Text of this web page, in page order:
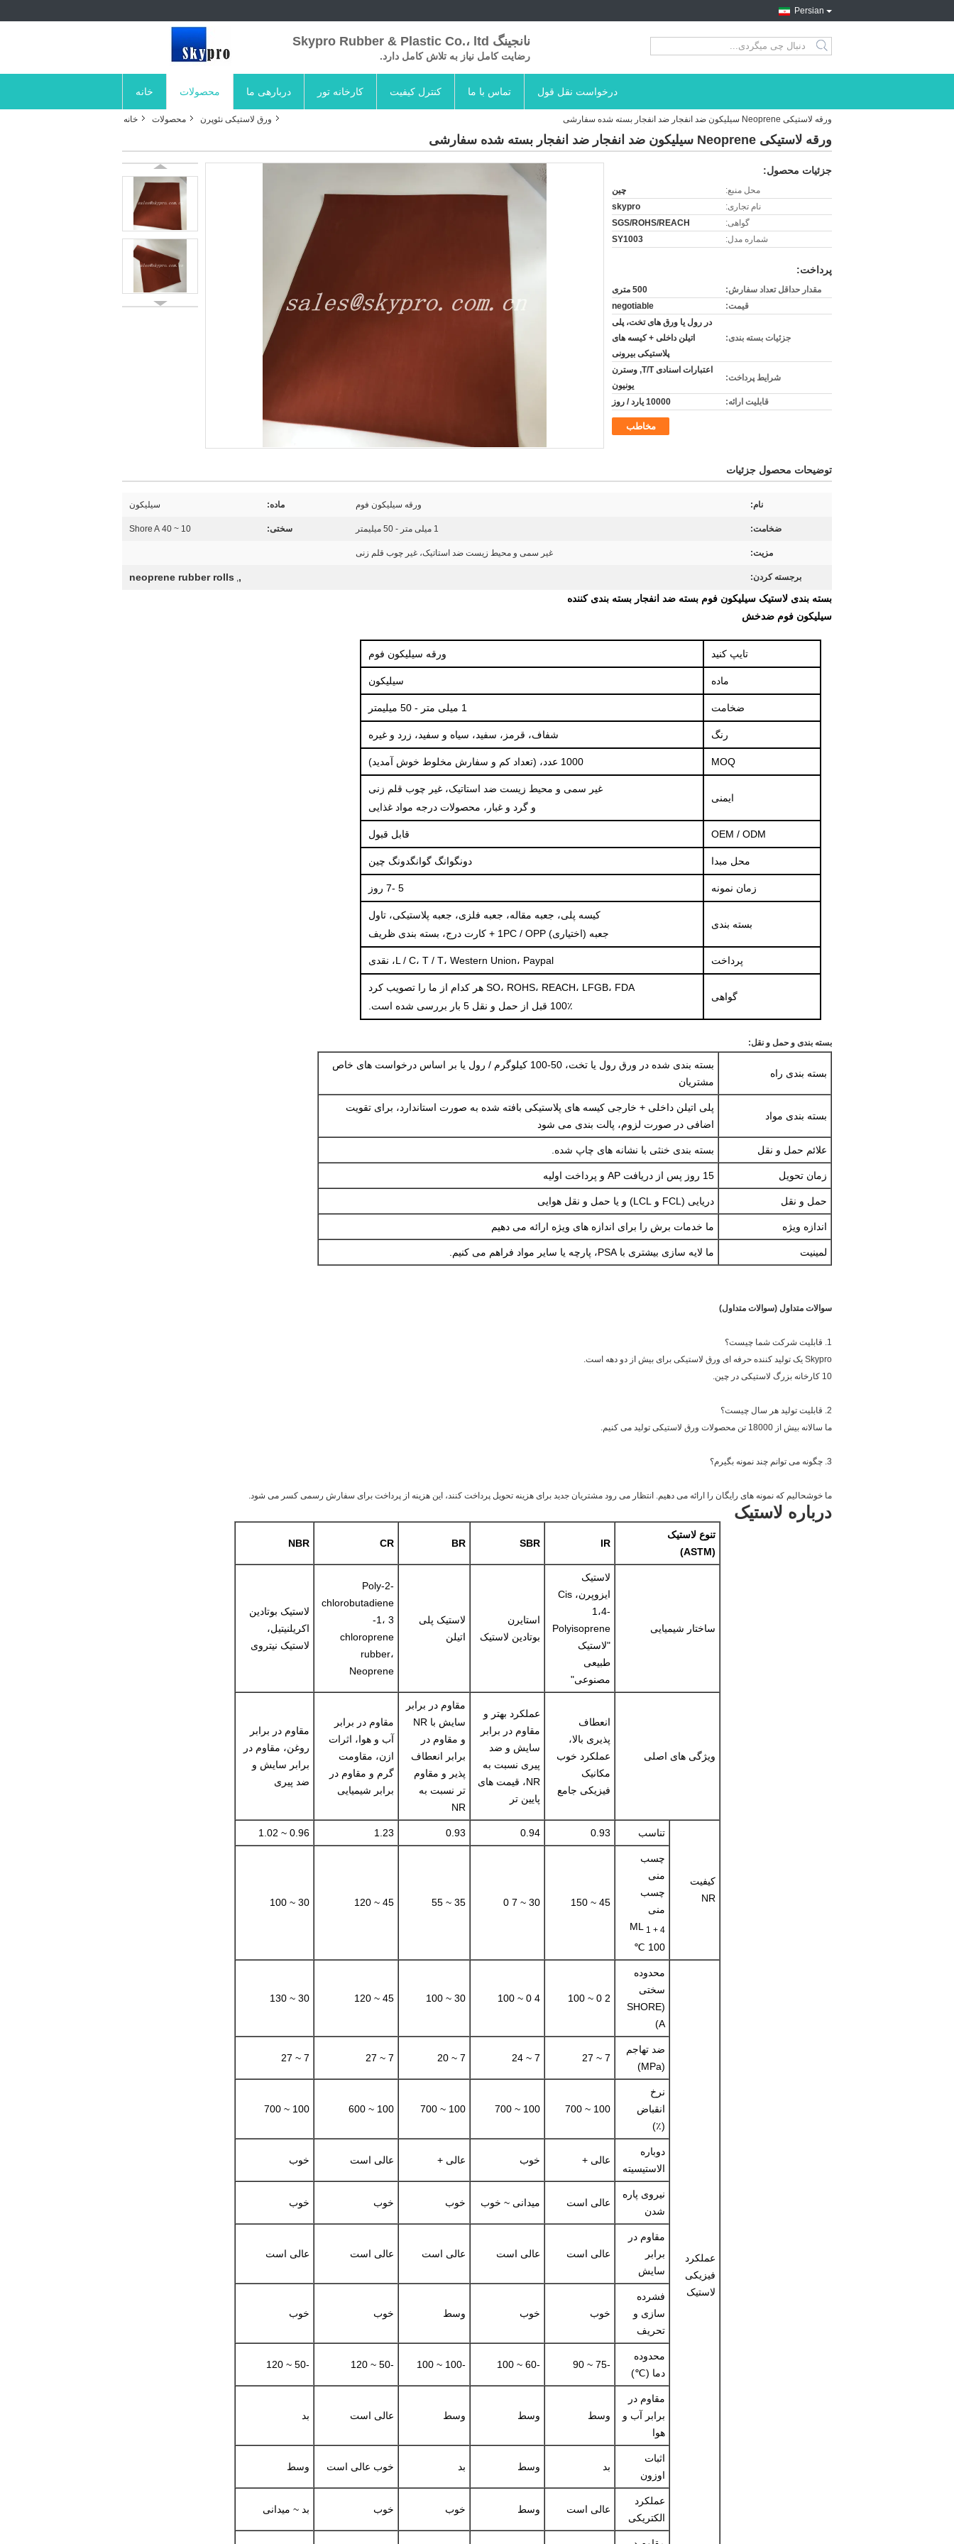
Persian
نانجینگ Skypro Rubber & Plastic Co.، ltd
رضایت کامل نیاز به تلاش کامل دارد. search
خانه محصولات دربارهی ما کارخانه تور کنترل کیفیت تماس با ما درخواست نقل قول
خانه محصولات ورق لاستیکی نئوپرن ورقه لاستیکی Neoprene سیلیکون ضد انفجار ضد انفجار بسته شده سفارشی
ورقه لاستیکی Neoprene سیلیکون ضد انفجار ضد انفجار بسته شده سفارشی
جزئیات محصول:
محل منبع:
چین
نام تجاری:
skypro
گواهی:
SGS/ROHS/REACH
شماره مدل:
SY1003
پرداخت:
مقدار حداقل تعداد سفارش:
500 متری
قیمت:
negotiable
جزئیات بسته بندی:
در رول یا ورق های تخت، پلی
اتیلن داخلی + کیسه های
پلاستیکی بیرونی
شرایط پرداخت:
اعتبارات اسنادی T/T, وسترن
یونیون
قابلیت ارائه:
10000 یارد / روز
مخاطب
توضیحات محصول جزئیات
نام: ورقه سیلیکون فوم ماده: سیلیکون
ضخامت: 1 میلی متر - 50 میلیمتر سختی: 10 ~ 40 Shore A
مزیت: غیر سمی و محیط زیست ضد استاتیک، غیر چوب قلم زنی
برجسته کردن: ,
,
neoprene rubber rolls
بسته بندی لاستیک سیلیکون فوم بسته ضد انفجار بسته بندی کننده
سیلیکون فوم ضدخش
تایپ کنید ورقه سیلیکون فوم
ماده سیلیکون
ضخامت 1 میلی متر - 50 میلیمتر
رنگ شفاف، قرمز، سفید، سیاه و سفید، زرد و غیره
MOQ 1000 عدد، (تعداد کم و سفارش مخلوط خوش آمدید)
ایمنی
غیر سمی و محیط زیست ضد استاتیک، غیر چوب قلم زنی
و گرد و غبار، محصولات درجه مواد غذایی
OEM / ODM قابل قبول
محل مبدا دونگوانگ گوانگدونگ چین
زمان نمونه 5 -7 روز
بسته بندی
کیسه پلی، جعبه مقاله، جعبه فلزی، جعبه پلاستیکی، تاول
جعبه (اختیاری) 1PC / OPP + کارت درج، بسته بندی ظریف
پرداخت L / C، T / T، Western Union، Paypal، نقدی
گواهی
SO، ROHS، REACH، LFGB، FDA هر کدام از ما را تصویب کرد
100٪ قبل از حمل و نقل 5 بار بررسی شده است.
بسته بندی و حمل و نقل:
بسته بندی راه
بسته بندی شده در ورق رول یا تخت، 50-100 کیلوگرم / رول یا بر اساس درخواست های خاص
مشتریان
بسته بندی مواد
پلی اتیلن داخلی + خارجی کیسه های پلاستیکی بافته شده به صورت استاندارد، برای تقویت
اضافی در صورت لزوم، پالت بندی می شود
علائم حمل و نقل بسته بندی خنثی با نشانه های چاپ شده.
زمان تحویل 15 روز پس از دریافت AP و پرداخت اولیه
حمل و نقل دریایی (FCL و LCL) و یا حمل و نقل هوایی
اندازه ویژه ما خدمات برش را برای اندازه های ویژه ارائه می دهیم
لمینیت ما لایه سازی بیشتری با PSA، پارچه یا سایر مواد فراهم می کنیم.
سوالات متداول (سوالات متداول)
1. قابلیت شرکت شما چیست؟
Skypro یک تولید کننده حرفه ای ورق لاستیکی برای بیش از دو دهه است.
10 کارخانه بزرگ لاستیکی در چین.
2. قابلیت تولید هر سال چیست؟
ما سالانه بیش از 18000 تن محصولات ورق لاستیکی تولید می کنیم.
3. چگونه می توانم چند نمونه بگیرم؟
ما خوشحالیم که نمونه های رایگان را ارائه می دهیم. انتظار می رود مشتریان جدید برای هزینه تحویل پرداخت کنند، این هزینه از پرداخت برای سفارش رسمی کسر می شود.
درباره لاستیک
تنوع لاستیک
(ASTM)
IR
SBR
BR
CR
NBR
ساختار شیمیایی
لاستیک
ایزوپرن، Cis
1،4-
Polyisoprene
"لاستیک
طبیعی
مصنوعی"
استایرن
بوتادین لاستیک
لاستیک پلی
اتیلن
Poly-2-
chlorobutadiene
-1، 3
chloroprene
rubber،
Neoprene
لاستیک بوتادین
اکریلنیتیل،
لاستیک نیتروی
ویژگی های اصلی
انعطاف
پذیری بالا،
عملکرد خوب
مکانیک
فیزیکی جامع
عملکرد بهتر و
مقاوم در برابر
سایش و ضد
پیری نسبت به
NR، قیمت های
پایین تر
مقاوم در برابر
سایش با NR
و مقاوم در
برابر انعطاف
پذیر و مقاوم
تر نسبت به
NR
مقاوم در برابر
آب و هوا، اثرات
ازن، مقاومت
گرم و مقاوم در
برابر شیمیایی
مقاوم در برابر
روغن، مقاوم در
برابر سایش و
ضد پیری
کیفیت
NR
تناسب 0.93
0.94
0.93
1.23
0.96 ~ 1.02
چسب
منی
چسب
منی
ML
1 + 4
100 ℃
45 ~ 150
30 ~ 7 0
35 ~ 55
45 ~ 120
30 ~ 100
عملکرد
فیزیکی
لاستیک
محدوده
سختی
(SHORE
A)
2 0 ~ 100
4 0 ~ 100
30 ~ 100
45 ~ 120
30 ~ 130
ضد تهاجم
(MPa)
7 ~ 27
7 ~ 24
7 ~ 20
7 ~ 27
7 ~ 27
نرخ
انقباض
(٪)
100 ~ 700
100 ~ 700
100 ~ 700
100 ~ 600
100 ~ 700
دوباره
الاستیسیته
عالی + خوب عالی + عالی است خوب
نیروی پاره
شدن
عالی است میدانی ~ خوب خوب خوب خوب
مقاوم در
برابر
سایش
عالی است عالی است عالی است عالی است عالی است
فشرده
سازی و
تحریف
خوب خوب وسط خوب خوب
محدوده
دما (℃)
-75 ~ 90
-60 ~ 100
-100 ~ 100
-50 ~ 120
-50 ~ 120
مقاوم در
برابر آب و
هوا
وسط وسط وسط عالی است بد
اثبات
اوزون
بد وسط بد خوب عالی است وسط
عملکرد
الکتریکی
عالی است وسط خوب خوب بد ~ میدانی